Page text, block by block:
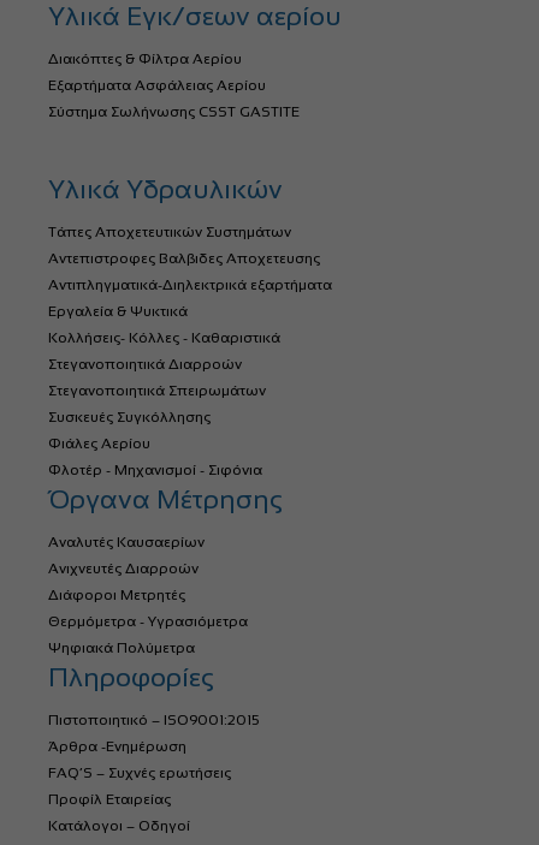
Υλικά Εγκ/σεων αερίου
Διακόπτες & Φίλτρα Αερίου
Εξαρτήματα Ασφάλειας Αερίου
Σύστημα Σωλήνωσης CSST GASTITE
Υλικά Υδραυλικών
Τάπες Αποχετευτικών Συστημάτων
Αντεπιστροφες Βαλβιδες Αποχετευσης
Αντιπληγματικά-Διηλεκτρικά εξαρτήματα
Εργαλεία & Ψυκτικά
Κολλήσεις- Κόλλες - Καθαριστικά
Στεγανοποιητικά Διαρροών
Στεγανοποιητικά Σπειρωμάτων
Συσκευές Συγκόλλησης
Φιάλες Αερίου
Φλοτέρ - Μηχανισμοί - Σιφόνια
Όργανα Μέτρησης
Αναλυτές Καυσαερίων
Ανιχνευτές Διαρροών
Διάφοροι Μετρητές
Θερμόμετρα - Υγρασιόμετρα
Ψηφιακά Πολύμετρα
Πληροφορίες
Πιστοποιητικό – ISO9001:2015
Άρθρα -Ενημέρωση
FAQ’S – Συχνές ερωτήσεις
Προφίλ Εταιρείας
Κατάλογοι – Οδηγοί